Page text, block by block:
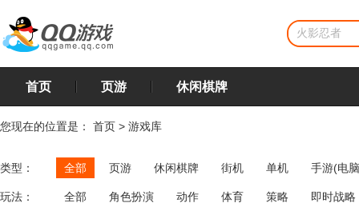
首页 页游 休闲棋牌
您现在的位置是： 首页 > 游戏库
类型： 全部 页游 休闲棋牌 街机 单机 手游(电
玩法： 全部 角色扮演 动作 体育 策略
即时战略